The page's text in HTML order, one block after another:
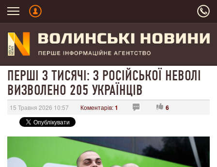
ПЕРШІ З ТИСЯЧІ: З РОСІЙСЬКОЇ НЕВОЛІ
ВИЗВОЛЕНО 205 УКРАЇНЦІВ
15 Травня 2026 10:57 Коментарів:1 6